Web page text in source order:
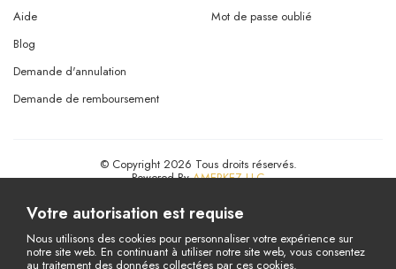
Aide
Mot de passe oublié
Blog
Demande d'annulation
Demande de remboursement
© Copyright 2026 Tous droits réservés.
Powered ByAMERKEZ LLC
Votre autorisation est requise
Nous utilisons des cookies pour personnaliser votre expérience sur
notre site web. En continuant à utiliser notre site web, vous consentez
au traitement des données collectées par ces cookies.